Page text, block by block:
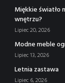
Miękkie światło
wnętrzu?
Lipiec 20, 2026
Modne meble
Lipiec 13, 2026
Letnia zastawa
Lipiec 6, 2026